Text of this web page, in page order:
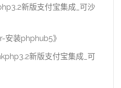
新版支付宝集成_可沙
安装phphub5》
新版支付宝集成_可